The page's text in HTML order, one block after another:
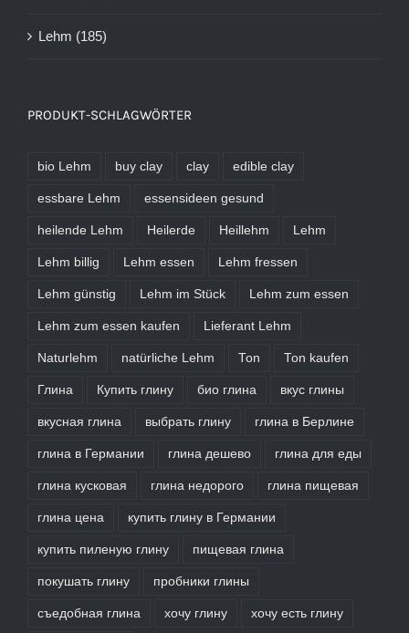
Lehm (185)
PRODUKT-SCHLAGWÖRTER
bio Lehm buy clay clay edible clay
essbare Lehm essensideen gesund
heilende Lehm Heilerde Heillehm Lehm
Lehm billig Lehm essen Lehm fressen
Lehm günstig Lehm im Stück Lehm zum essen
Lehm zum essen kaufen Lieferant Lehm
Naturlehm natürliche Lehm Ton Ton kaufen
Глина Купить глину био глина вкус глины
вкусная глина выбрать глину глина в Берлине
глина в Германии глина дешево глина для еды
глина кусковая глина недорого глина пищевая
глина цена купить глину в Германии
купить пиленую глину пищевая глина
покушать глину пробники глины
съедобная глина хочу глину хочу есть глину